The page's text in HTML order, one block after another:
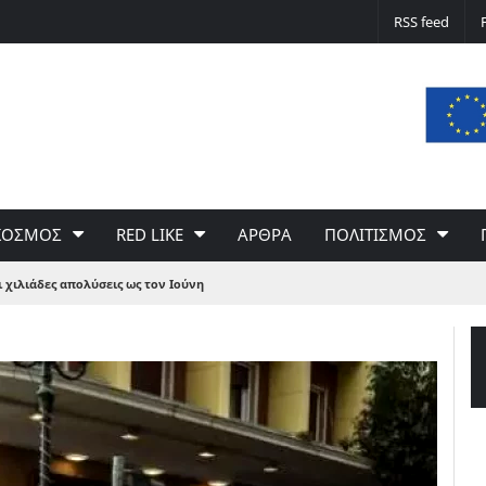
Δε φταίει ο άνεμος… Φταίει η πολιτική
του Γιώργου Σαχίνη
RSS feed
RED LIKE ΑΡΘΡΑ ΠΟΛΙΤΙΣΜΟΣ
απολύσεις ως τον Ιούνη